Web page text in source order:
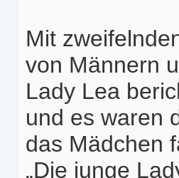
Mit
von Männern
Lady Lea
und es waren
das Mädchen
„Die junge